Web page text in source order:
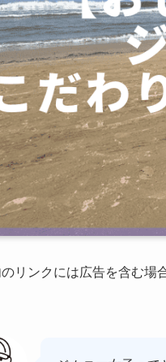
リンクには広告を含む場